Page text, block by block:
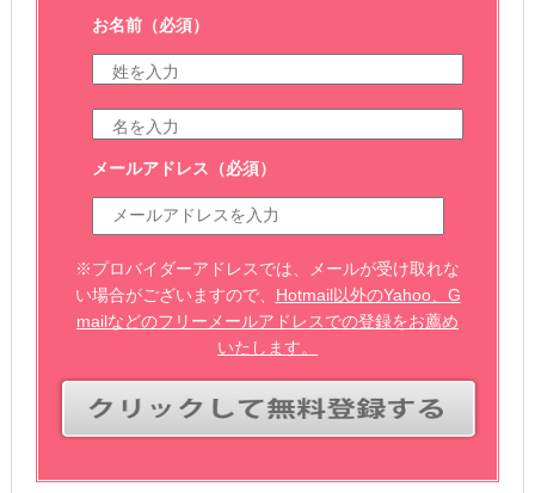
お名前（必須）
メールアドレス （必須）
※プロバイダーアドレスでは、メールが受け取れな
い場合がございますので、 Hotmail以外のYahoo、G
mailなどのフリーメールアドレスでの登録をお薦め
いたします。